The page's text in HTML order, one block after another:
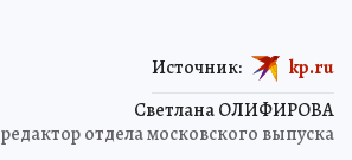
Светлана ОЛИФИРОВА
редактор отдела московского выпуска
Источник: kp.ru